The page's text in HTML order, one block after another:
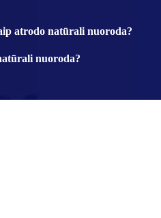
atrodo natūrali nuoroda?
nuoroda?